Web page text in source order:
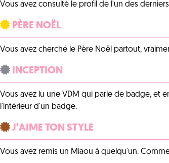
Vous avez consulté le profil de l'un des
PÈRE NOËL
Vous avez cherché le Père Noël partout,
INCEPTION
Vous avez lu une VDM qui parle de badge, et
l'intérieur d'un badge.
J’AIME TON STYLE
Vous avez remis un Miaou à quelqu'un.